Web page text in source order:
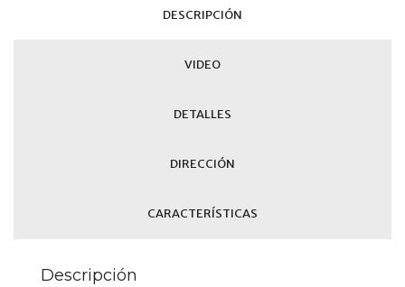
DESCRIPCIÓN
VIDEO
DETALLES
DIRECCIÓN
CARACTERÍSTICAS
Descripción